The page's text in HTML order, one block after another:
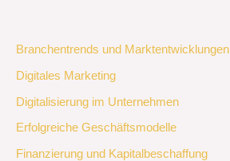
Branchentrends und Marktentwicklungen
Digitales Marketing
Digitalisierung im Unternehmen
Erfolgreiche Geschäftsmodelle
Finanzierung und Kapitalbeschaffung